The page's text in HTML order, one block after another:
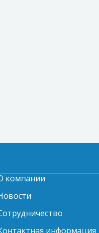
компании
информация